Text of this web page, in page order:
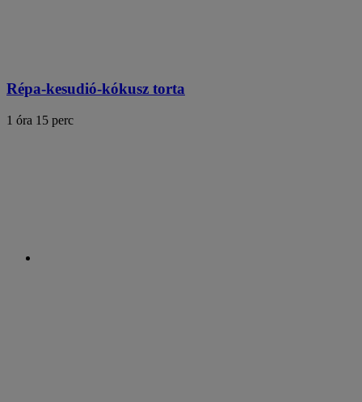
Répa-kesudió-kókusz torta
1 óra 15 perc